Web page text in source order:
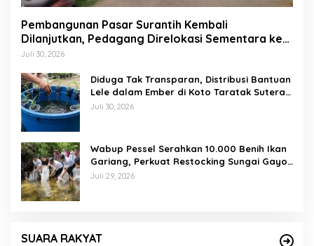
Pembangunan Pasar Surantih Kembali
Dilanjutkan, Pedagang Direlokasi Sementara ke
Lapangan Gadih Basanai
Juli 30, 2026
Diduga Tak Transparan, Distribusi Bantuan
Lele dalam Ember di Koto Taratak Sutera
Tuai Sorotan Warga
Juli 30, 2026
Wabup Pessel Serahkan 10.000 Benih Ikan
Gariang, Perkuat Restocking Sungai Gayo
demi Kelestarian Perairan
Juli 29, 2026
SUARA RAKYAT